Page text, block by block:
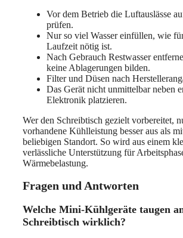
Vor dem Betrieb die Luftauslässe
prüfen.
Nur so viel Wasser einfüllen, wie
Laufzeit nötig ist.
Nach Gebrauch Restwasser
keine Ablagerungen bilden.
Filter und Düsen nach
Das Gerät nicht unmittelbar neben
Elektronik platzieren.
Wer den Schreibtisch gezielt vorbereitet,
vorhandene Kühlleistung besser aus als
beliebigen Standort. So wird aus einem
verlässliche Unterstützung für
Wärmebelastung.
Fragen und Antworten
Welche Mini-Kühlgeräte taugen
Schreibtisch wirklich?